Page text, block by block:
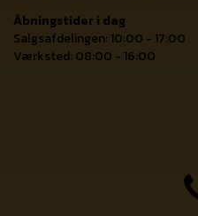
Åbningstider i dag
Salgsafdelingen: 10:00 - 17:00
Værksted: 08:00 - 16:00